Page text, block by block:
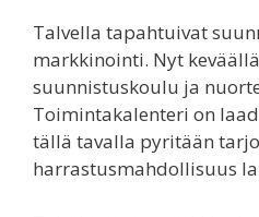
Talvella tapahtuivat
markkinointi. Nyt
suunnistuskoulu ja
Toimintakalenteri on
tällä tavalla pyritään
harrastusmahdollisuus